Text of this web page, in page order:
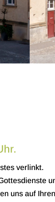
verlinkt.
uns auf Ihren